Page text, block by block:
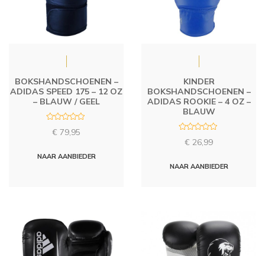
BOKSHANDSCHOENEN –
ADIDAS SPEED 175 – 12 OZ
– BLAUW / GEEL
d
€ 79,95
NAAR AANBIEDER
KINDER
BOKSHANDSCHOENEN –
ADIDAS ROOKIE – 4 OZ –
BLAUW
d
€ 26,99
NAAR AANBIEDER